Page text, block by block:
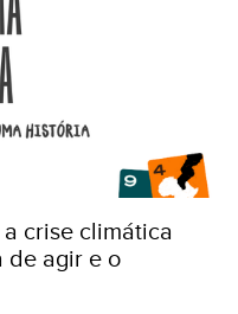
crise climática
de agir e o